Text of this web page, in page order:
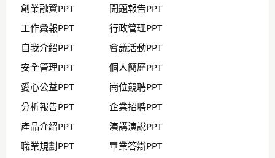
創業融資PPT
開題報告PPT
工作彙報PPT
行政管理PPT
自我介紹PPT
會議活動PPT
安全管理PPT
個人簡歷PPT
愛心公益PPT
崗位競聘PPT
分析報告PPT
企業招聘PPT
產品介紹PPT
演講演說PPT
職業規劃PPT
畢業答辯PPT